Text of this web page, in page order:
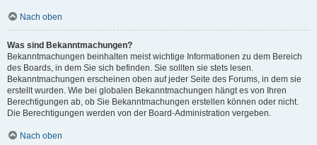
Nach oben
Was sind Bekanntmachungen?
Bekanntmachungen beinhalten meist wichtige Informationen zu dem Bereich
des Boards, in dem Sie sich befinden. Sie sollten sie stets lesen.
Bekanntmachungen erscheinen oben auf jeder Seite des Forums, in dem sie
erstellt wurden. Wie bei globalen Bekanntmachungen hängt es von Ihren
Berechtigungen ab, ob Sie Bekanntmachungen erstellen können oder nicht.
Die Berechtigungen werden von der Board-Administration vergeben.
Nach oben